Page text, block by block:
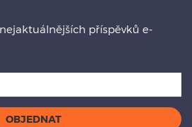
příspěvků e-